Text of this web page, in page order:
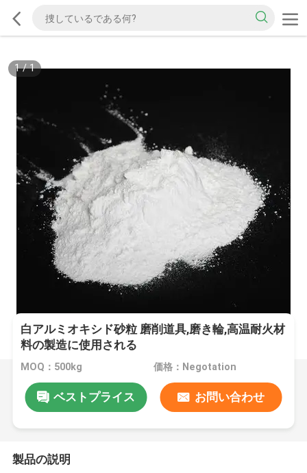
1/1
白アルミオキシド砂粒 磨削道具,磨き輪,高温耐火材
料の製造に使用される
MOQ：500kg 価格：Negotation
ベストプライス お問い合わせ
製品の説明